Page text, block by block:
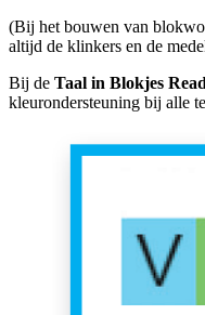
(Bij het bouwen van
altijd de klinkers en de
Bij de Taal in Blokjes
kleurondersteuning bij alle